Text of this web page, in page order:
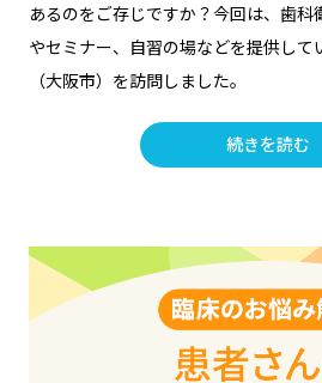
あるのをご存じですか？今回は、歯科
やセミナー、自習の場などを提供して
（大阪市）を訪問しました。
続きを読む